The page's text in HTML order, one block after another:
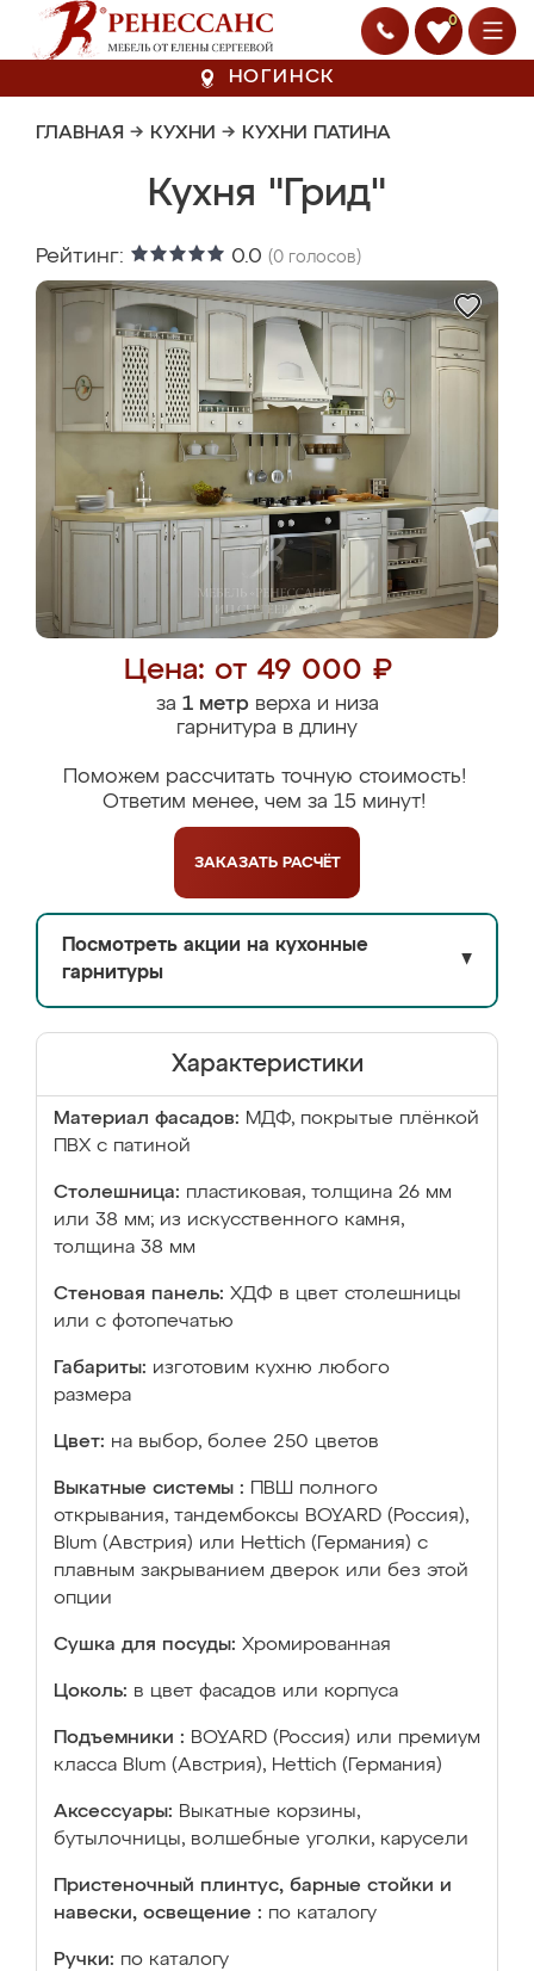
0
НОГИНСК
ГЛАВНАЯ → КУХНИ → КУХНИ ПАТИНА
Кухня "Грид"
Рейтинг: 0.0 (0 голосов)
Цена: от 49 000 ₽
за 1 метрверха и низа
гарнитура в длину
Поможем рассчитать точную стоимость!
Ответим менее, чем за 15 минут!
ЗАКАЗАТЬ РАСЧЁТ
Посмотреть акции на кухонные
гарнитуры
▼
Характеристики
Материал фасадов: МДФ, покрытые плёнкой
ПВХ с патиной
Столешница: пластиковая, толщина 26 мм
или 38 мм; из искусственного камня,
толщина 38 мм
Стеновая панель: ХДФ в цвет столешницы
или с фотопечатью
Габариты: изготовим кухню любого
размера
Цвет: на выбор, более 250 цветов
Выкатные системы :
ПВШ полного
открывания, тандембоксы BOYARD (Россия),
Blum (Австрия) или Hettich (Германия) с
плавным закрыванием дверок или без этой
опции
Сушка для посуды: Хромированная
Цоколь: в цвет фасадов или корпуса
Подъемники : BOYARD (Россия) или премиум
класса Blum (Австрия), Hettich (Германия)
Аксессуары: Выкатные корзины,
бутылочницы, волшебные уголки, карусели
Пристеночный плинтус, барные стойки и
навески, освещение : по каталогу
Ручки: по каталогу